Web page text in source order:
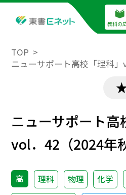
教科の
TOP
ニューサポート高校「理科」
ニューサポート高
vol．42（2024年
高 理科 物理 化学